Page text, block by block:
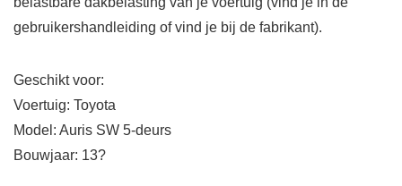
gebruikershandleiding of vind je bij de fabrikant).
Geschikt voor:
Voertuig: Toyota
Model: Auris SW 5-deurs
Bouwjaar: 13?